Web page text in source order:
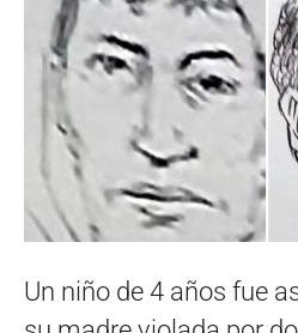
Un niño de 4 años fue